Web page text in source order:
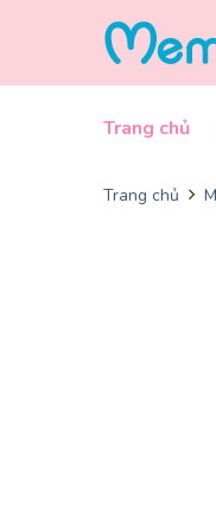
Trang chủ
Trang chủ